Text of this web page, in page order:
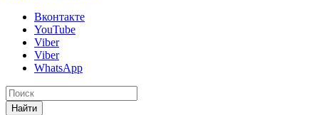
Вконтакте
YouTube
Viber
Viber
WhatsApp
Найти